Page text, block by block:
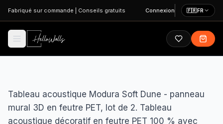
Aller au contenu principal
Fabriqué sur commande Conseils gratuits Connexion 🇫🇷FR
Tableau acoustique Modura Soft Dune - panneau
mural 3D en feutre PET, lot de 2. Tableau
acoustique décoratif en feutre PET 100 % avec